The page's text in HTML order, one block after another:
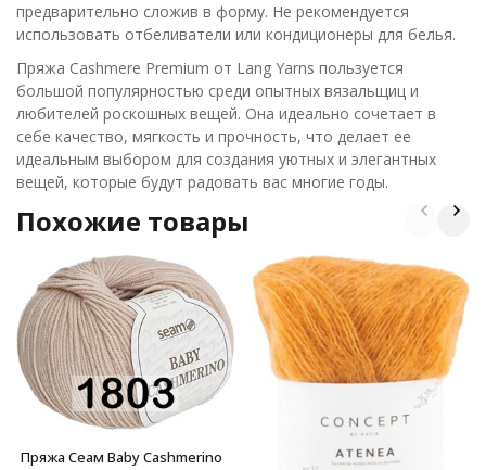
предварительно сложив в форму. Не рекомендуется
использовать отбеливатели или кондиционеры для белья.
Пряжа Cashmere Premium от Lang Yarns пользуется
большой популярностью среди опытных вязальщиц и
любителей роскошных вещей. Она идеально сочетает в
себе качество, мягкость и прочность, что делает ее
идеальным выбором для создания уютных и элегантных
вещей, которые будут радовать вас многие годы.
Похожие товары
Пряжа Сеам Baby Cashmerino